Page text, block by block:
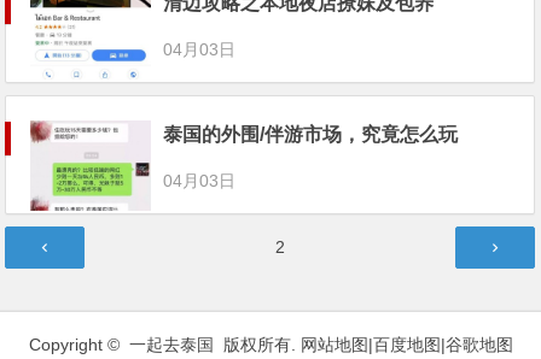
04月03日
泰国的外围/伴游市场，究竟怎么玩
04月03日
章
2
Copyright © 一起去泰国 版权所有. 网站地图|百度地图|谷歌地图